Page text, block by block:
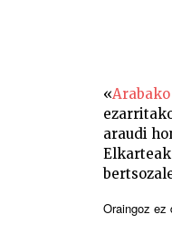
«Arabako
araudi
Oraingoz ez